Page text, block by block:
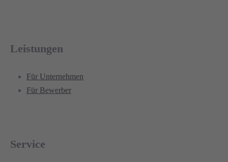
Leistungen
Für Unternehmen
Für Bewerber
Service